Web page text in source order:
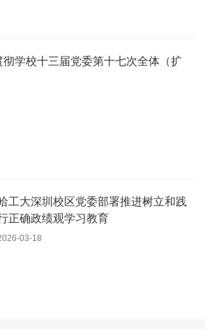
学校十三届党委第十七次全体（扩
工大深圳校区党委部署推进树立和践
正确政绩观学习教育
03-18